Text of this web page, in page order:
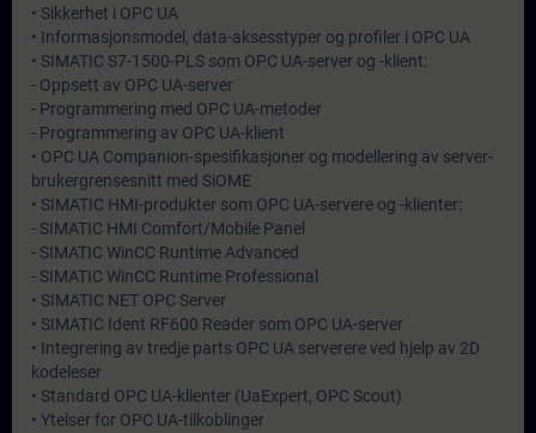
• Sikkerhet i OPC UA
• Informasjonsmodel, data-aksesstyper og profiler i OPC UA
• SIMATIC S7-1500-PLS som OPC UA-server og -klient:
- Oppsett av OPC UA-server
- Programmering med OPC UA-metoder
- Programmering av OPC UA-klient
• OPC UA Companion-spesifikasjoner og modellering av server-
brukergrensesnitt med SiOME
• SIMATIC HMI-produkter som OPC UA-servere og -klienter:
- SIMATIC HMI Comfort/Mobile Panel
- SIMATIC WinCC Runtime Advanced
- SIMATIC WinCC Runtime Professional
• SIMATIC NET OPC Server
• SIMATIC Ident RF600 Reader som OPC UA-server
• Integrering av tredje parts OPC UA serverere ved hjelp av 2D
kodeleser
• Standard OPC UA-klienter (UaExpert, OPC Scout)
• Ytelser for OPC UA-tilkoblinger